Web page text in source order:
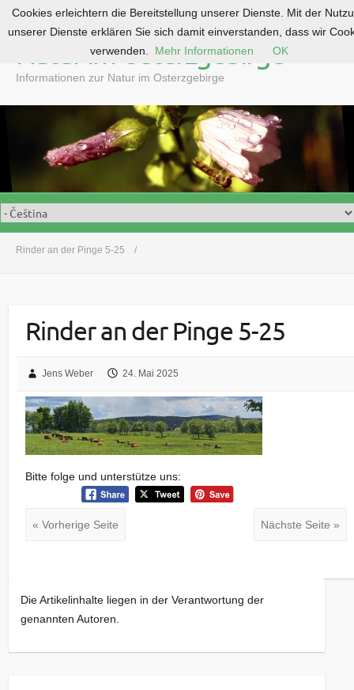
o
e
n
Natur im Osterzgebirge
Informationen zur Natur im Osterzgebirge
Rinder an der Pinge 5-25
Rinder an der Pinge 5-25
Jens Weber 24. Mai 2025
Bitte folge und unterstütze uns:
« Vorherige Seite Nächste Seite »
Die Artikelinhalte liegen in der Verantwortung der
genannten Autoren.
Cookies erleichtern die Bereitstellung unserer Dienste. Mit der
unserer Dienste erklären Sie sich damit einverstanden, dass wir
verwenden.
Mehr Informationen OK